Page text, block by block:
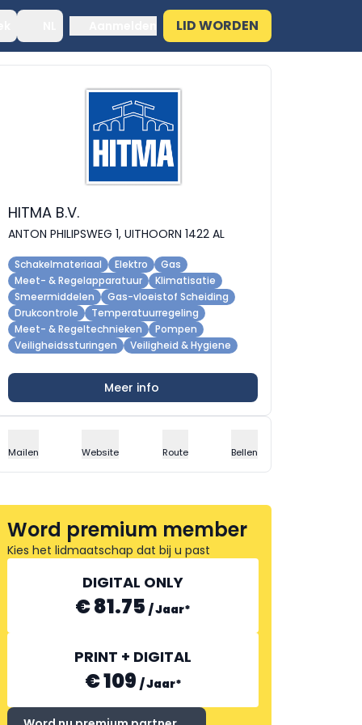
LID WORDEN
HITMA B.V.
ANTON PHILIPSWEG 1, UITHOORN 1422 AL
Schakelmateriaal Elektro
Gas
Meet- & Regelapparatuur
Klimatisatie
Smeermiddelen
Gas-vloeistof Scheiding
Drukcontrole
Temperatuurregeling
Meet- & Regeltechnieken
Pompen
Veiligheidssturingen
Veiligheid & Hygiene
Meer info
Mailen Website Route Bellen
Word premium member
Kies het lidmaatschap dat bij u past
DIGITAL ONLY
€ 81.75 /Jaar*
PRINT + DIGITAL
€ 109 /Jaar*